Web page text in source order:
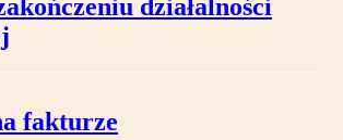
działalności
fakturze